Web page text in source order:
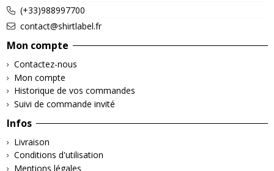
(+33)988997700
contact@shirtlabel.fr
Mon compte
Contactez-nous
Mon compte
Historique de vos commandes
Suivi de commande invité
Infos
Livraison
Conditions d'utilisation
Mentions légales